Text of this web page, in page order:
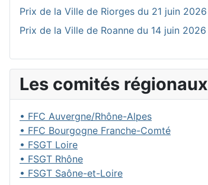
Prix de la Ville de Riorges du 21 juin 2026
Prix de la Ville de Roanne du 14 juin 2026
Les comités régionaux
• FFC Auvergne/Rhône-Alpes
• FFC Bourgogne Franche-Comté
• FSGT Loire
• FSGT Rhône
• FSGT Saône-et-Loire